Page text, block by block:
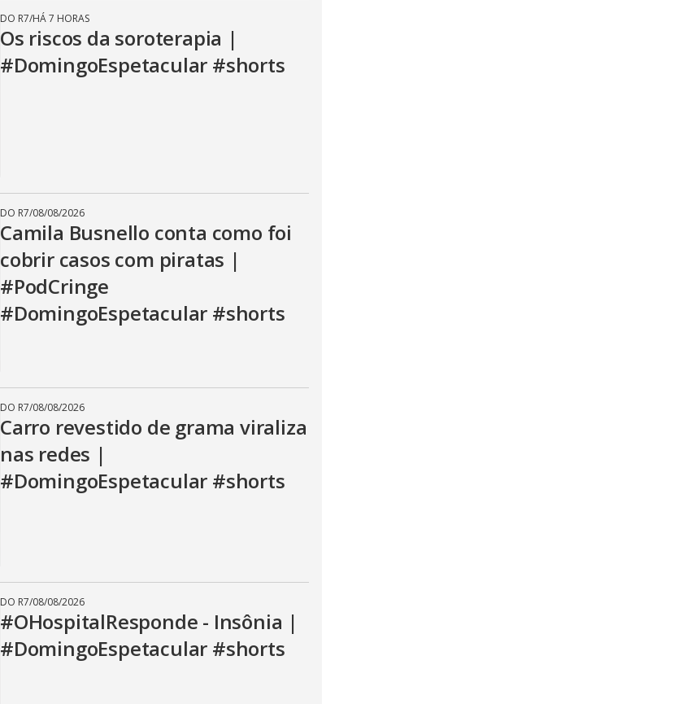
DO R7/HÁ 7 HORAS
Os riscos da soroterapia |
#DomingoEspetacular #shorts
DO R7/08/08/2026
Camila Busnello conta como foi
cobrir casos com piratas |
#PodCringe
#DomingoEspetacular #shorts
DO R7/08/08/2026
Carro revestido de grama viraliza
nas redes |
#DomingoEspetacular #shorts
DO R7/08/08/2026
#OHospitalResponde - Insônia |
#DomingoEspetacular #shorts